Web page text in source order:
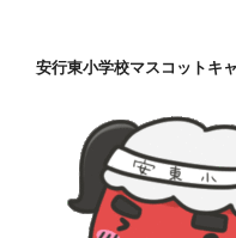
安行東小学校マスコットキ